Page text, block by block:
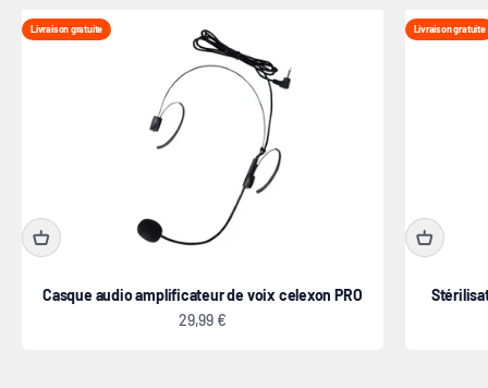
Livraison gratuite
Casque audio amplificateur de voix celexon PRO
Prix de vente
29,99 €
Livraison gratuite
Adaptateur audio 2x jack stéréo vers jack stéréo M/F